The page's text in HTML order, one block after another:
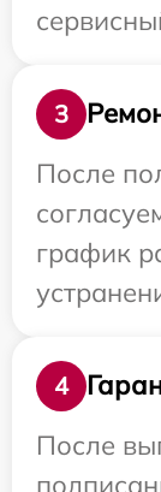
3
После
график
4
После